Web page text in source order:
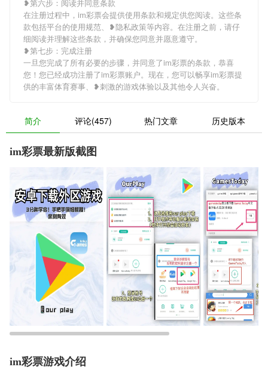
❥第六步：阅读并同意条款
在注册过程中，im彩票会提供使用条款和规定供您阅读。这些条
款包括平台的使用规范、❥隐私政策等内容。在注册之前，请仔
细阅读并理解这些条款，并确保您同意并愿意遵守。
❥第七步：完成注册
一旦您完成了所有必要的步骤，并同意了im彩票的条款，恭喜
您！您已经成功注册了im彩票账户。现在，您可以畅享im彩票提
供的丰富体育赛事、❥刺激的游戏体验以及其他令人兴奋。
简介 评论(457) 热门文章 历史版本
im彩票最新版截图
im彩票游戏介绍